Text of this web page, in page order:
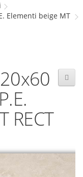
Elementi beige MT
RECT